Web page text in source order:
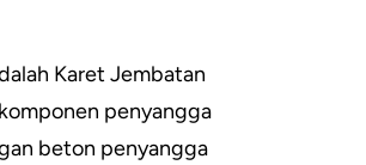
Karet Jembatan
penyangga
beton penyangga